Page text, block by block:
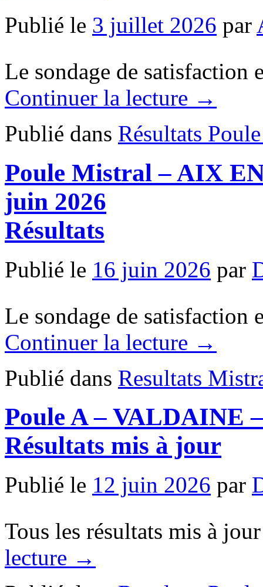
Publié le 3 juillet 2026 par
Le sondage de satisfaction
Continuer la lecture →
Publié dans Résultats
Poule Mistral – AIX
juin 2026
Résultats
Publié le 16 juin 2026 par
Le sondage de satisfaction
Continuer la lecture →
Publié dans Resultats
Poule A – VALDAINE
Résultats mis à jour
Publié le 12 juin 2026 par
Tous les résultats mis à
lecture →